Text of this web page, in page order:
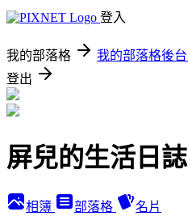
登入
我的部落格 我的部落格後台
登出
屏兒的生活日誌
相簿 部落格 名片